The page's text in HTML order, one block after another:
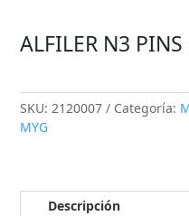
ALFILER N3
SKU:2120007 Categoría:
MYG
Descripción